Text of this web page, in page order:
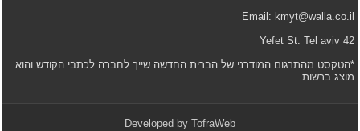
Email: kmyt@walla.co.il
42 Yefet St. Tel aviv
*הטקסט מהתרגום המודרני של הברית החדשה שייך לחברה לכתבי הקודש והוא
מוצג ברשות.
Developed by TofraWeb